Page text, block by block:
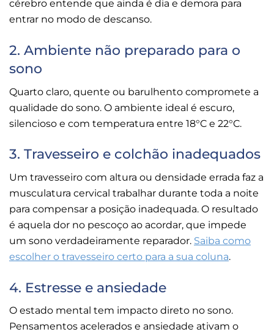
cérebro entende que ainda é dia e demora para
entrar no modo de descanso.
2. Ambiente não preparado para o
sono
Quarto claro, quente ou barulhento compromete a
qualidade do sono. O ambiente ideal é escuro,
silencioso e com temperatura entre 18°C e 22°C.
3. Travesseiro e colchão inadequados
Um travesseiro com altura ou densidade errada faz a
musculatura cervical trabalhar durante toda a noite
para compensar a posição inadequada. O resultado
é aquela dor no pescoço ao acordar, que impede
um sono verdadeiramente reparador. Saiba como
escolher o travesseiro certo para a sua coluna.
4. Estresse e ansiedade
O estado mental tem impacto direto no sono.
Pensamentos acelerados e ansiedade ativam o